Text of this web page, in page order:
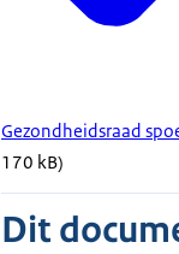
Gezondheidsraad
170 kB)
Dit